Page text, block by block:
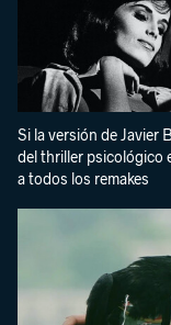
Si la versión de Javier
del thriller psicológico
a todos los remakes